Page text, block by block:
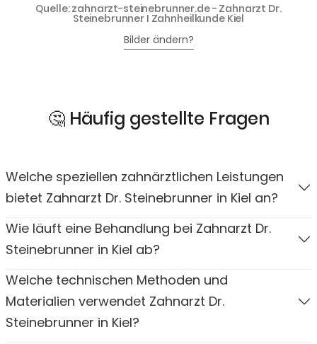
Quelle: zahnarzt-steinebrunner.de - Zahnarzt Dr.
Steinebrunner I Zahnheilkunde Kiel
Bilder ändern?
🤔 Häufig gestellte Fragen
Welche speziellen zahnärztlichen Leistungen
bietet Zahnarzt Dr. Steinebrunner in Kiel an?
Wie läuft eine Behandlung bei Zahnarzt Dr.
Steinebrunner in Kiel ab?
Welche technischen Methoden und
Materialien verwendet Zahnarzt Dr.
Steinebrunner in Kiel?